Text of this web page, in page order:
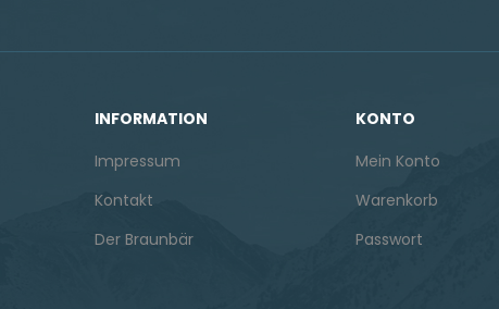
INFORMATION
Impressum
Kontakt
Der Braunbär
KONTO
Mein Konto
Warenkorb
Passwort